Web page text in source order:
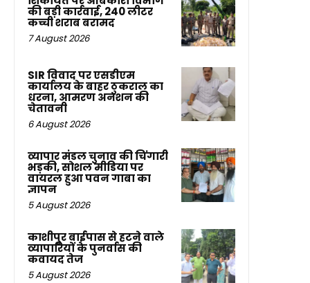
की बड़ी कार्रवाई, 240 लीटर
कच्ची शराब बरामद
7 August 2026
SIR विवाद पर एसडीएम
कार्यालय के बाहर ठुकराल का
धरना, आमरण अनशन की
चेतावनी
6 August 2026
व्यापार मंडल चुनाव की चिंगारी
भड़की, सोशल मीडिया पर
वायरल हुआ पवन गाबा का
ज्ञापन
5 August 2026
काशीपुर बाईपास से हटने वाले
व्यापारियों के पुनर्वास की
कवायद तेज
5 August 2026